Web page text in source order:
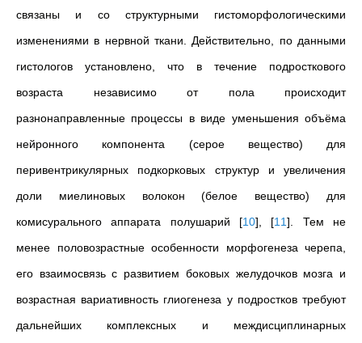
связаны и со структурными гистоморфологическими
изменениями в нервной ткани. Действительно, по данными
гистологов установлено, что в течение подросткового
возраста независимо от пола происходит
разнонаправленные процессы в виде уменьшения объёма
нейронного компонента (серое вещество) для
перивентрикулярных подкорковых структур и увеличения
доли миелиновых волокон (белое вещество) для
комисурального аппарата полушарий [10] [11] . Тем не
менее половозрастные особенности морфогенеза черепа,
его взаимосвязь с развитием боковых желудочков мозга и
возрастная вариативность глиогенеза у подростков требуют
дальнейших комплексных и междисциплинарных